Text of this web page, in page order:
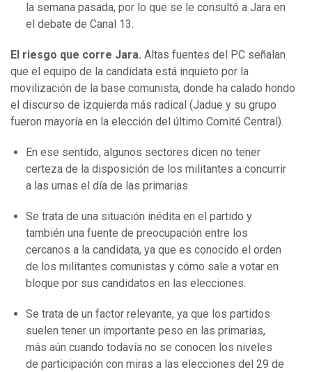
la semana pasada, por lo que se le consultó a Jara en
el debate de Canal 13.
El riesgo que corre Jara. Altas fuentes del PC señalan
que el equipo de la candidata está inquieto por la
movilización de la base comunista, donde ha calado hondo
el discurso de izquierda más radical (Jadue y su grupo
fueron mayoría en la elección del último Comité Central).
En ese sentido, algunos sectores dicen no tener
certeza de la disposición de los militantes a concurrir
a las urnas el día de las primarias.
Se trata de una situación inédita en el partido y
también una fuente de preocupación entre los
cercanos a la candidata, ya que es conocido el orden
de los militantes comunistas y cómo sale a votar en
bloque por sus candidatos en las elecciones.
Se trata de un factor relevante, ya que los partidos
suelen tener un importante peso en las primarias,
más aún cuando todavía no se conocen los niveles
de participación con miras a las elecciones del 29 de